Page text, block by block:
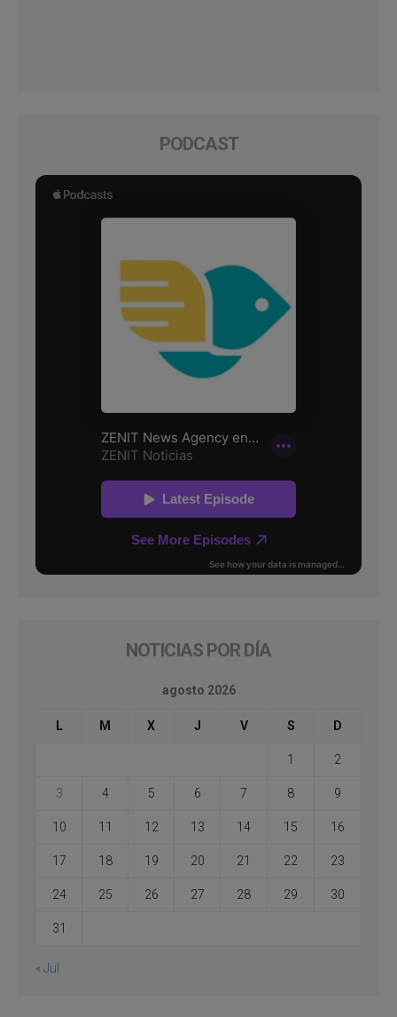
PODCAST
NOTICIAS POR DÍA
agosto 2026
L M X J V S D
1 2
3 4 5 6 7 8 9
10 11 12 13 14 15 16
17 18 19 20 21 22 23
24 25 26 27 28 29 30
31
« Jul